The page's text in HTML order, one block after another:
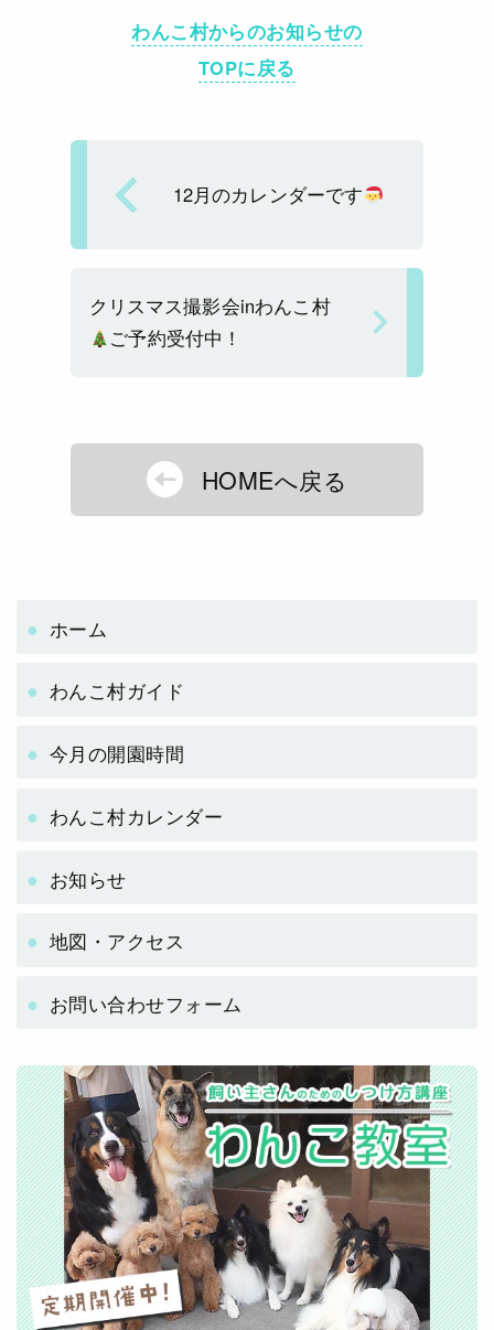
e e
a
d
c
e
b
k
ai
l
わんこ村からのお知らせの
TOPに戻る
12月のカレンダーです
クリスマス撮影会inわんこ村
ご予約受付中！
HOMEへ戻る
ホーム
わんこ村ガイド
今月の開園時間
わんこ村カレンダー
お知らせ
地図・アクセス
お問い合わせフォーム